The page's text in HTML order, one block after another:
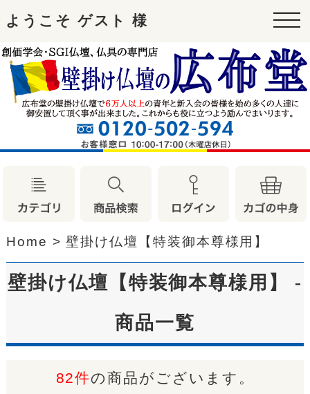
ようこそ ゲスト 様
Home >壁掛け仏壇【特装御本尊様用】
壁掛け仏壇【特装御本尊様用】 -
商品一覧
82件の商品がございます。